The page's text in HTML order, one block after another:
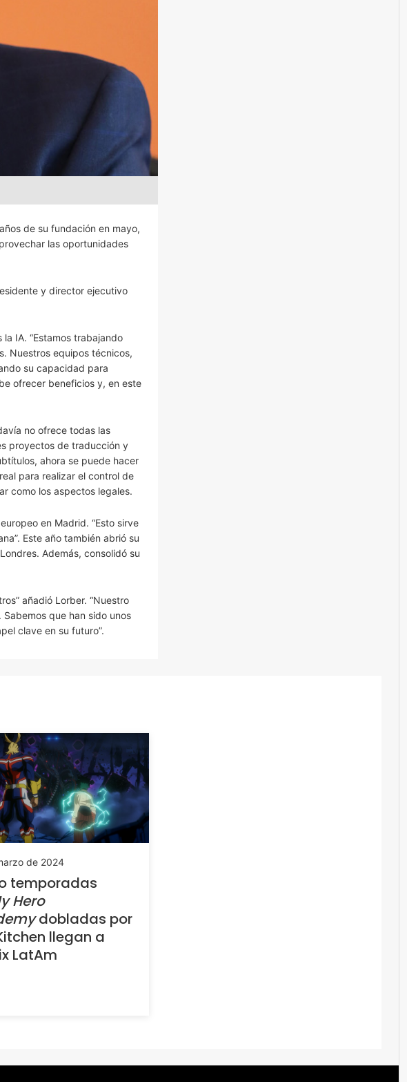
de su fundación en mayo,
las oportunidades
y director ejecutivo
IA. “Estamos trabajando
Nuestros equipos técnicos,
su capacidad para
ofrecer beneficios y, en este
no ofrece todas las
proyectos de traducción y
ahora se puede hacer
para realizar el control de
como los aspectos legales.
en Madrid. “Esto sirve
Este año también abrió su
Además, consolidó su
añadió Lorber. “Nuestro
que han sido unos
clave en su futuro”.
de 2024
temporadas
Hero
dobladas por
llegan a
LatAm